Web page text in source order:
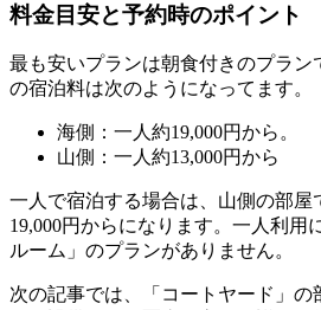
料金目安と予約時のポイント
最も安いプランは朝食付きのプラン
の宿泊料は次のようになってます。
海側：一人約19,000円から。
山側：一人約13,000円から
一人で宿泊する場合は、山側の部屋
19,000円からになります。一人利用
ルーム」のプランがありません。
次の記事では、「コートヤード」の